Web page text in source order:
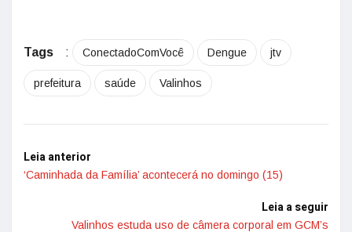
Tags : ConectadoComVocê Dengue jtv
prefeitura saúde Valinhos
Leia anterior
‘Caminhada da Família’ acontecerá no domingo (15)
Leia a seguir
Valinhos estuda uso de câmera corporal em GCM’s